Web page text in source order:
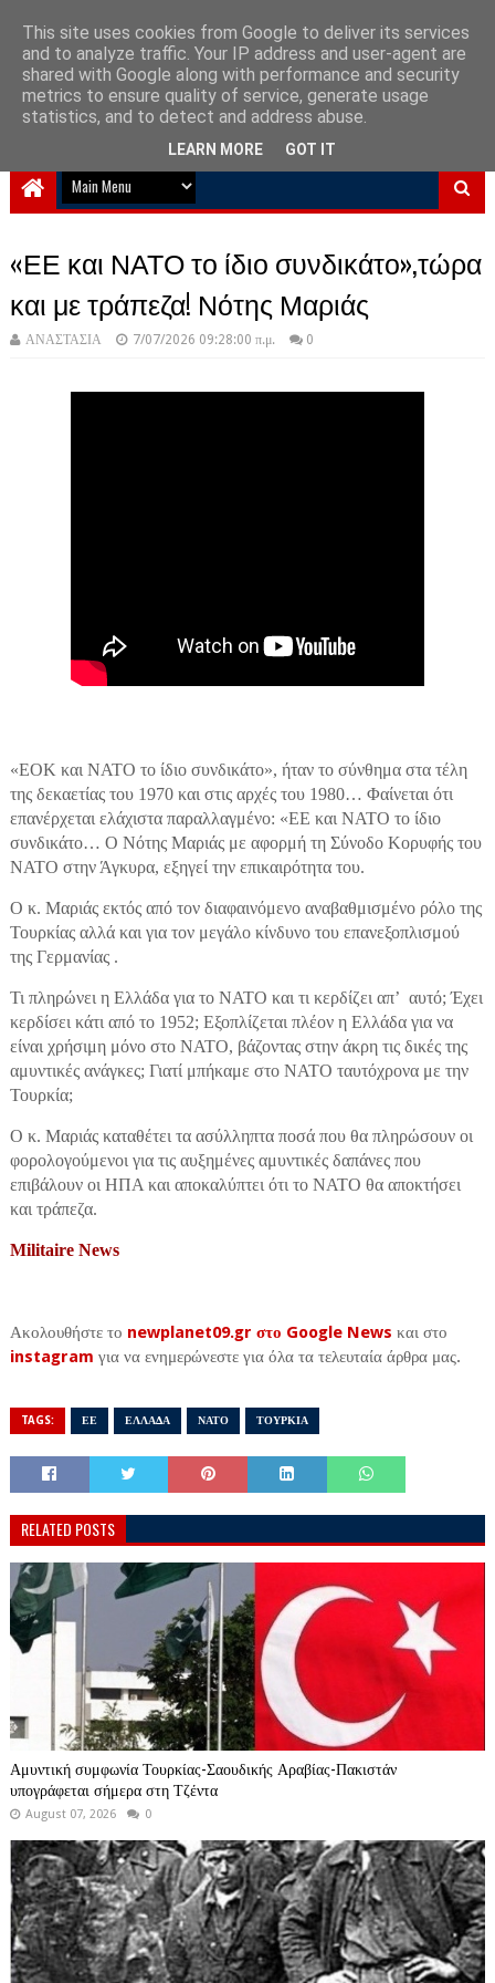
NewPlanet09
Ειδήσεις νέα από την Ελλάδα και τον κόσμο
«ΕΕ και ΝΑΤΟ το ίδιο συνδικάτο»,τώρα
και με τράπεζα! Νότης Μαριάς
ΑΝΑΣΤΑΣΙΑ 7/07/2026 09:28:00 π.μ. 0
«ΕΟΚ και ΝΑΤΟ το ίδιο συνδικάτο», ήταν το σύνθημα στα τέλη
της δεκαετίας του 1970 και στις αρχές του 1980… Φαίνεται ότι
επανέρχεται ελάχιστα παραλλαγμένο: «ΕΕ και ΝΑΤΟ το ίδιο
συνδικάτο… Ο Νότης Μαριάς με αφορμή τη Σύνοδο Κορυφής του
ΝΑΤΟ στην Άγκυρα, εξηγεί την επικαιρότητα του.
Ο κ. Μαριάς εκτός από τον διαφαινόμενο αναβαθμισμένο ρόλο της
Τουρκίας αλλά και για τον μεγάλο κίνδυνο του επανεξοπλισμού
της Γερμανίας .
Τι πληρώνει η Ελλάδα για το ΝΑΤΟ και τι κερδίζει απ’ αυτό; Έχει
κερδίσει κάτι από το 1952; Εξοπλίζεται πλέον η Ελλάδα για να
είναι χρήσιμη μόνο στο ΝΑΤΟ, βάζοντας στην άκρη τις δικές της
αμυντικές ανάγκες; Γιατί μπήκαμε στο ΝΑΤΟ ταυτόχρονα με την
Τουρκία;
Ο κ. Μαριάς καταθέτει τα ασύλληπτα ποσά που θα πληρώσουν οι
φορολογούμενοι για τις αυξημένες αμυντικές δαπάνες που
επιβάλουν οι ΗΠΑ και αποκαλύπτει ότι το ΝΑΤΟ θα αποκτήσει
και τράπεζα.
Militaire News
Ακολουθήστε το newplanet09.gr στο Google News και στο
instagram για να ενημερώνεστε για όλα τα τελευταία άρθρα μας.
TAGS: ΕΕ ΕΛΛΑΔΑ ΝΑΤΟ ΤΟΥΡΚΙΑ
RELATED POSTS
Αμυντική συμφωνία Τουρκίας-Σαουδικής Αραβίας-Πακιστάν
υπογράφεται σήμερα στη Τζέντα
August 07, 2026 0
This site uses cookies from Google to deliver its services
and to analyze traffic. Your IP address and user-agent are
shared with Google along with performance and security
metrics to ensure quality of service, generate usage
statistics, and to detect and address abuse.
LEARN MORE GOT IT